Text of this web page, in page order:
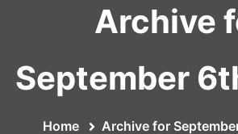
Archive
September
Home Archive for